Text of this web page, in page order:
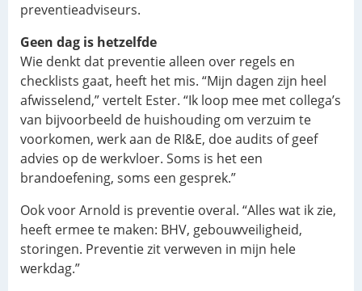
preventieadviseurs.
Geen dag is hetzelfde
Wie denkt dat preventie alleen over regels en
checklists gaat, heeft het mis. “Mijn dagen zijn heel
afwisselend,” vertelt Ester. “Ik loop mee met collega’s
van bijvoorbeeld de huishouding om verzuim te
voorkomen, werk aan de RI&E, doe audits of geef
advies op de werkvloer. Soms is het een
brandoefening, soms een gesprek.”
Ook voor Arnold is preventie overal. “Alles wat ik zie,
heeft ermee te maken: BHV, gebouwveiligheid,
storingen. Preventie zit verweven in mijn hele
werkdag.”